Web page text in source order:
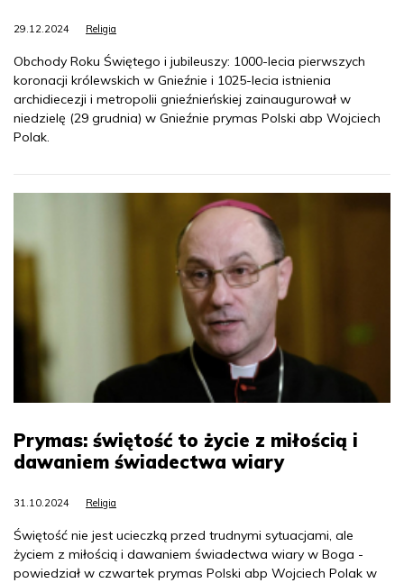
29.12.2024 Religia
Obchody Roku Świętego i jubileuszy: 1000-lecia pierwszych
koronacji królewskich w Gnieźnie i 1025-lecia istnienia
archidiecezji i metropolii gnieźnieńskiej zainaugurował w
niedzielę (29 grudnia) w Gnieźnie prymas Polski abp Wojciech
Polak.
Prymas: świętość to życie z miłością i
dawaniem świadectwa wiary
31.10.2024 Religia
Świętość nie jest ucieczką przed trudnymi sytuacjami, ale
życiem z miłością i dawaniem świadectwa wiary w Boga -
powiedział w czwartek prymas Polski abp Wojciech Polak w